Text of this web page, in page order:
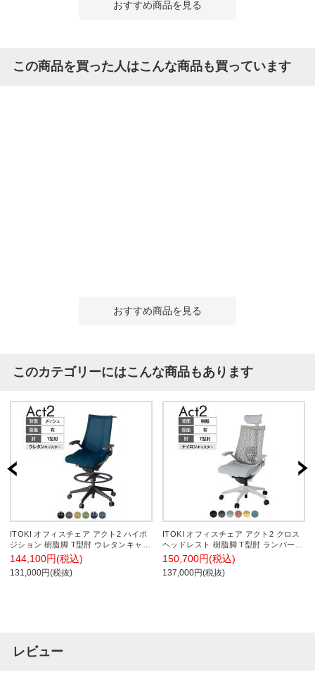
おすすめ商品を見る
この商品を買った人はこんな商品も買っています
おすすめ商品を見る
このカテゴリーにはこんな商品もあります
ITOKI オフィスチェア アクト2 ハイポ
ジション 樹脂脚 T型肘 ウレタンキャス
ター 事務椅子 デスクチェア ハンガー
付き 背:抗ウイルスメッシュ W2
144,100円(税込)
131,000円(税抜)
ITOKI オフィスチェア アクト2 クロス
ヘッドレスト 樹脂脚 T型肘 ランバーサ
ポート ナイロンキャスター 事務椅子
デスクチェア 再生ポリエステル GN
150,700円(税込)
137,000円(税抜)
レビュー